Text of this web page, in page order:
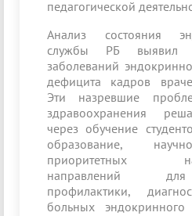
педагогической
Анализ состояния
службы РБ выявил
заболеваний
дефицита кадров
Эти назревшие
здравоохранения
через обучение
образование,
приоритетных
направлений
профилактики,
больных